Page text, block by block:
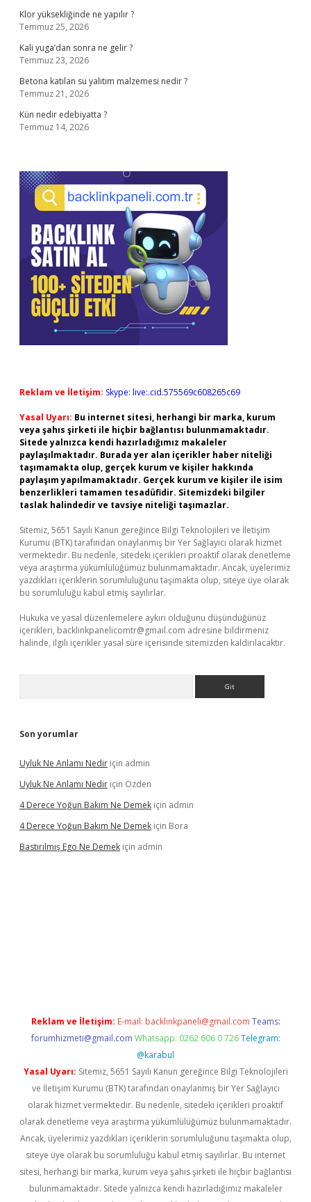
Klor yüksekliğinde ne yapılır ?
Temmuz 25, 2026
Kali yuga’dan sonra ne gelir ?
Temmuz 23, 2026
Betona katılan su yalıtım malzemesi nedir ?
Temmuz 21, 2026
Kün nedir edebiyatta ?
Temmuz 14, 2026
Reklam ve İletişim: Skype: live:.cid.575569c608265c69
Yasal Uyarı: Bu internet sitesi, herhangi bir marka, kurum
veya şahıs şirketi ile hiçbir bağlantısı bulunmamaktadır.
Sitede yalnızca kendi hazırladığımız makaleler
paylaşılmaktadır. Burada yer alan içerikler haber niteliği
taşımamakta olup, gerçek kurum ve kişiler hakkında
paylaşım yapılmamaktadır. Gerçek kurum ve kişiler ile isim
benzerlikleri tamamen tesadüfidir. Sitemizdeki bilgiler
taslak halindedir ve tavsiye niteliği taşımazlar.
Sitemiz, 5651 Sayılı Kanun gereğince Bilgi Teknolojileri ve İletişim
Kurumu (BTK) tarafından onaylanmış bir Yer Sağlayıcı olarak hizmet
vermektedir. Bu nedenle, sitedeki içerikleri proaktif olarak denetleme
veya araştırma yükümlülüğümüz bulunmamaktadır. Ancak, üyelerimiz
yazdıkları içeriklerin sorumluluğunu taşımakta olup, siteye üye olarak
bu sorumluluğu kabul etmiş sayılırlar.
Hukuka ve yasal düzenlemelere aykırı olduğunu düşündüğünüz
içerikleri, backlinkpanelicomtr@gmail.com adresine bildirmeniz
halinde, ilgili içerikler yasal süre içerisinde sitemizden kaldırılacaktır.
Son yorumlar
Uyluk Ne Anlamı Nedir için admin
Uyluk Ne Anlamı Nedir için Özden
4 Derece Yoğun Bakım Ne Demek için admin
4 Derece Yoğun Bakım Ne Demek için Bora
Bastırılmış Ego Ne Demek için admin
Reklam ve İletişim: E-mail: backlinkpaneli@gmail.com Teams:
forumhizmeti@gmail.com Whatsapp: 0262 606 0 726 Telegram:
@karabul
Yasal Uyarı: Sitemiz, 5651 Sayılı Kanun gereğince Bilgi Teknolojileri
ve İletişim Kurumu (BTK) tarafından onaylanmış bir Yer Sağlayıcı
olarak hizmet vermektedir. Bu nedenle, sitedeki içerikleri proaktif
olarak denetleme veya araştırma yükümlülüğümüz bulunmamaktadır.
Ancak, üyelerimiz yazdıkları içeriklerin sorumluluğunu taşımakta olup,
siteye üye olarak bu sorumluluğu kabul etmiş sayılırlar. Bu internet
sitesi, herhangi bir marka, kurum veya şahıs şirketi ile hiçbir bağlantısı
bulunmamaktadır. Sitede yalnızca kendi hazırladığımız makaleler